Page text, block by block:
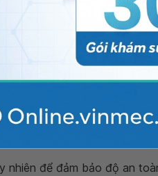
sử dụng
rau khúc. Bên
hoặc cho con bú, hãy sử
hay thảo dược nào.
nào của cây
tình trạng bệnh nào khác.
thực phẩm, chất bảo
nhiên để đảm bảo độ an